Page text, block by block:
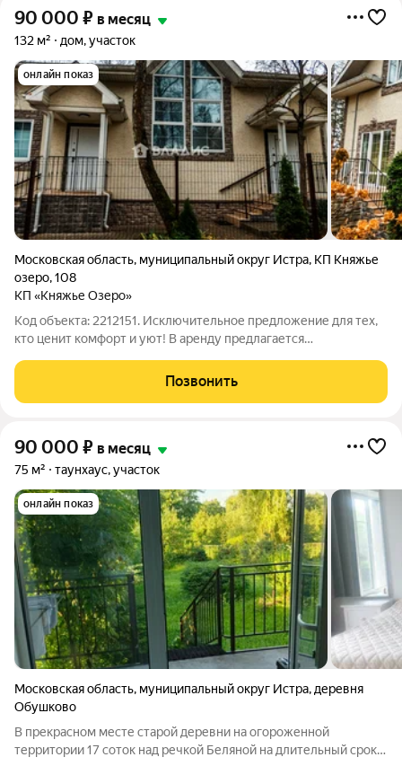
90 000 ₽ в месяц
132 м² дом, участок
онлайн показ
Московская область, муниципальный округ Истра, КП Княжье
озеро,108
КП «Княжье Озеро»
Код объекта: 2212151. Исключительное предложение для тех,
кто ценит комфорт и уют! В аренду предлагается
«Княжье озеро», всего в 10 километрах от города. Сдается
первый этаж дома за 90.000 рублей в
Позвонить
90 000 ₽ в месяц
75 м² таунхаус, участок
онлайн показ
Московская область, муниципальный округ Истра, деревня
Обушково
В прекрасном месте старой деревни на огороженной
территории 17 соток над речкой Беляной на длительный срок,